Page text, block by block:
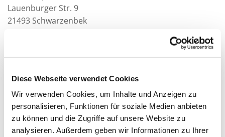
Diese Webseite verwendet Cookies
Wir verwenden Cookies, um Inhalte und Anzeigen zu
personalisieren, Funktionen für soziale Medien anbieten
zu können und die Zugriffe auf unsere Website zu
analysieren. Außerdem geben wir Informationen zu Ihrer
Lauenburger Str. 9
21493 Schwarzenbek
Hinweis zur Datenweitergabe in die USA und
sonstige Drittstaaten
Wir verwenden unter anderem Tools von
Unternehmen mit Sitz in den USA oder sonstigen